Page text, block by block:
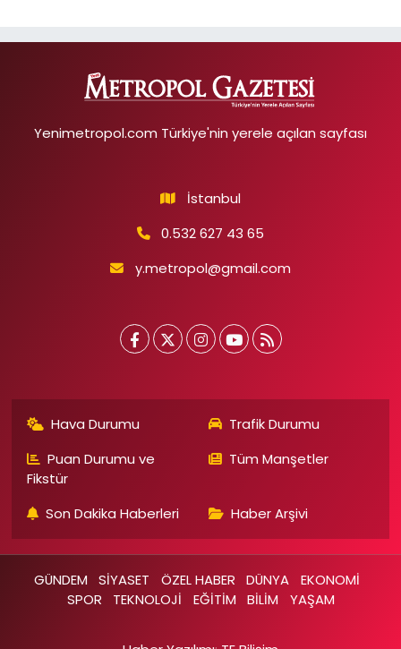
Yenimetropol.com Türkiye'nin yerele açılan sayfası
İstanbul
0.532 627 43 65
y.metropol@gmail.com
Hava Durumu
Trafik Durumu
Puan Durumu ve
Fikstür
Tüm Manşetler
Son Dakika Haberleri Haber Arşivi
GÜNDEM SİYASET ÖZEL HABER DÜNYA
EKONOMİ
SPOR
TEKNOLOJİ EĞİTİM BİLİM YAŞAM